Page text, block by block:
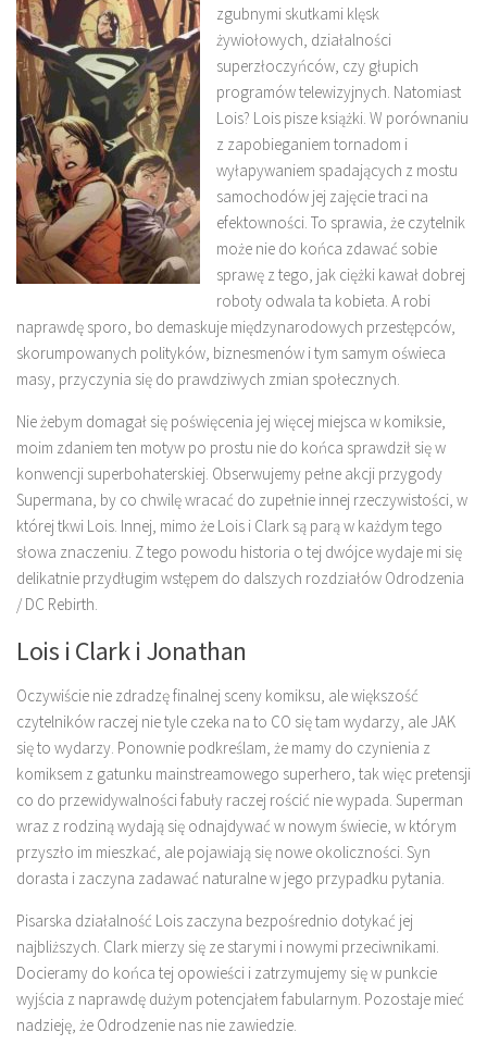
zgubnymi skutkami klęsk
żywiołowych, działalności
superzłoczyńców, czy głupich
programów telewizyjnych. Natomiast
Lois? Lois pisze książki. W porównaniu
z zapobieganiem tornadom i
wyłapywaniem spadających z mostu
samochodów jej zajęcie traci na
efektowności. To sprawia, że czytelnik
może nie do końca zdawać sobie
sprawę z tego, jak ciężki kawał dobrej
roboty odwala ta kobieta. A robi
naprawdę sporo, bo demaskuje międzynarodowych przestępców,
skorumpowanych polityków, biznesmenów i tym samym oświeca
masy, przyczynia się do prawdziwych zmian społecznych.
Nie żebym domagał się poświęcenia jej więcej miejsca w komiksie,
moim zdaniem ten motyw po prostu nie do końca sprawdził się w
konwencji superbohaterskiej. Obserwujemy pełne akcji przygody
Supermana, by co chwilę wracać do zupełnie innej rzeczywistości, w
której tkwi Lois. Innej, mimo że Lois i Clark są parą w każdym tego
słowa znaczeniu. Z tego powodu historia o tej dwójce wydaje mi się
delikatnie przydługim wstępem do dalszych rozdziałów Odrodzenia
/ DC Rebirth.
Lois i Clark i Jonathan
Oczywiście nie zdradzę finalnej sceny komiksu, ale większość
czytelników raczej nie tyle czeka na to CO się tam wydarzy, ale JAK
się to wydarzy. Ponownie podkreślam, że mamy do czynienia z
komiksem z gatunku mainstreamowego superhero, tak więc pretensji
co do przewidywalności fabuły raczej rościć nie wypada. Superman
wraz z rodziną wydają się odnajdywać w nowym świecie, w którym
przyszło im mieszkać, ale pojawiają się nowe okoliczności. Syn
dorasta i zaczyna zadawać naturalne w jego przypadku pytania.
Pisarska działalność Lois zaczyna bezpośrednio dotykać jej
najbliższych. Clark mierzy się ze starymi i nowymi przeciwnikami.
Docieramy do końca tej opowieści i zatrzymujemy się w punkcie
wyjścia z naprawdę dużym potencjałem fabularnym. Pozostaje mieć
nadzieję, że Odrodzenie nas nie zawiedzie.